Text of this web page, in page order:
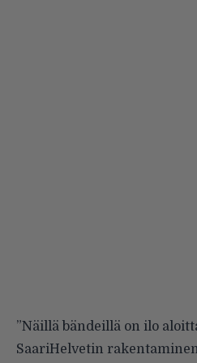
”Näillä bändeillä on ilo
SaariHelvetin